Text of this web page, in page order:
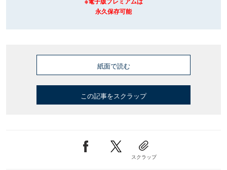
永久保存可能
紙面で読む
この記事をスクラップ
スクラップ